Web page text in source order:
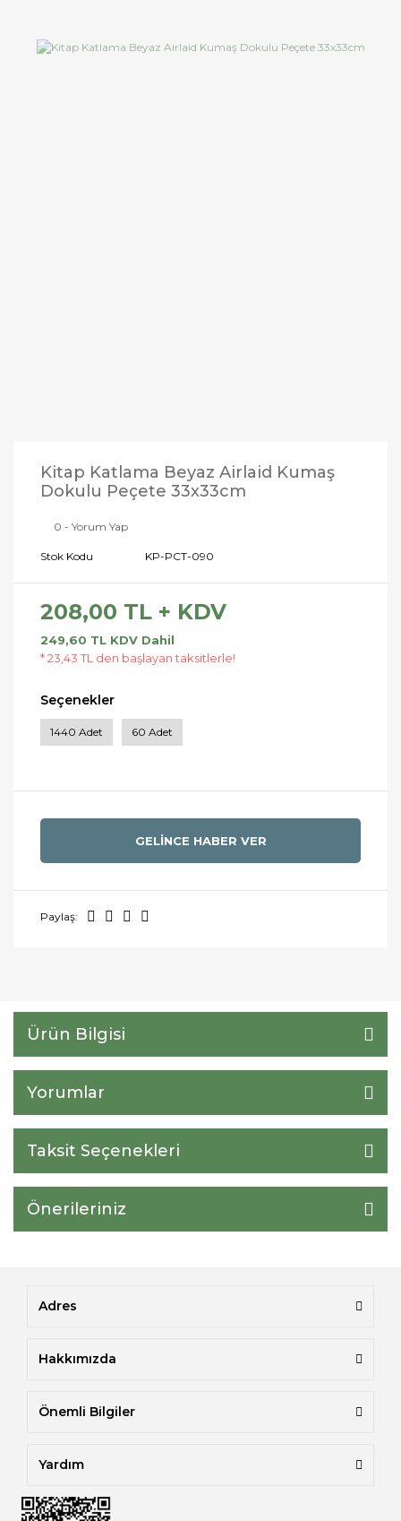
Kitap Katlama Beyaz Airlaid Kumaş
Dokulu Peçete 33x33cm
0 - Yorum Yap
Stok Kodu KP-PCT-090
208,00 TL + KDV
249,60 TL KDV Dahil
* 23,43 TL den başlayan taksitlerle!
Seçenekler
1440 Adet 60 Adet
GELİNCE HABER VER
Paylaş:
Ürün Bilgisi
Yorumlar
Taksit Seçenekleri
Önerileriniz
Adres
Hakkımızda
Önemli Bilgiler
Yardım